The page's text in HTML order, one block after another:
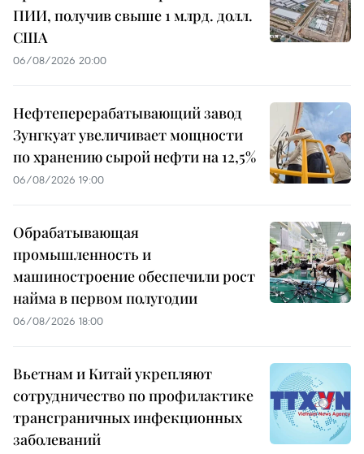
ПИИ, получив свыше 1 млрд. долл.
США
06/08/2026 20:00
Нефтеперерабатывающий завод
Зунгкуат увеличивает мощности
по хранению сырой нефти на 12,5%
06/08/2026 19:00
Обрабатывающая
промышленность и
машиностроение обеспечили рост
найма в первом полугодии
06/08/2026 18:00
Вьетнам и Китай укрепляют
сотрудничество по профилактике
трансграничных инфекционных
заболеваний